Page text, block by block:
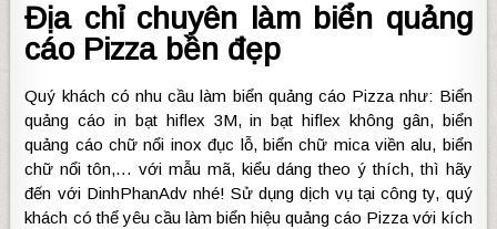
Địa chỉ chuyên làm biển quảng
cáo Pizza bền đẹp
Quý khách có nhu cầu làm biển quảng cáo Pizza như: Biển
quảng cáo in bạt hiflex 3M, in bạt hiflex không gân, biển
quảng cáo chữ nổi inox đục lỗ, biển chữ mica viền alu, biển
chữ nổi tôn,… với mẫu mã, kiểu dáng theo ý thích, thì hãy
đến với DinhPhanAdv nhé! Sử dụng dịch vụ tại công ty, quý
khách có thể yêu cầu làm biển hiệu quảng cáo Pizza với kích